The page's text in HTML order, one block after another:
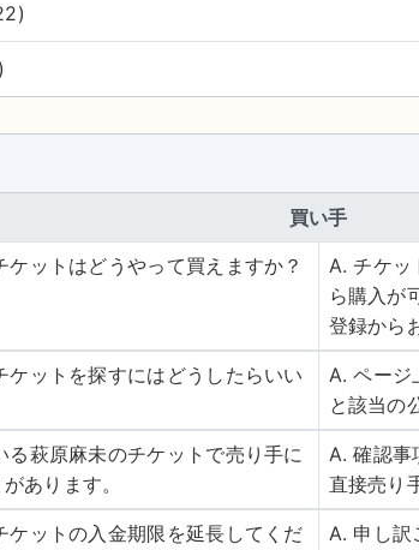
買い手
ケットはどうやって買えますか？
A. チケッ
ら購入が
登録から
ケットを探すにはどうしたらいい
A. ページ
と該当の
る萩原麻未のチケットで売り手に
あります。
A. 確認事
直接売り
ケットの入金期限を延長してくだ
A. 申し訳